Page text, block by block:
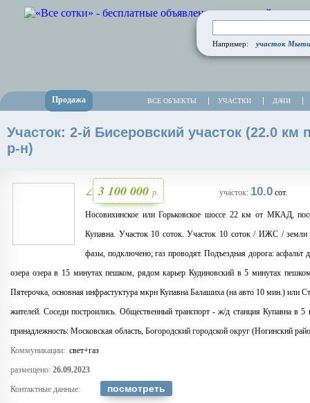
ВСЕ ОБЪЕКТЫ УЧАСТКИ ДАЧИ
Продажа
Например: участок
Участок: 2-й Бисеровский участок (22.0
р-н)
∠ 3 100 000 р. участок: 10.0 сот.
Носовихинское или Горьковское шоссе 22 км от МКАД,
Купавна. Участок 10 соток. Участок 10 соток / ИЖС / земли
фазы, подключено; газ проводят. Подъездная дорога:
озера озера в 15 минутах пешком, рядом карьер Кудиновский в 5 минутах
Пятерочка, основная инфрастуктура мкрн Купавна Балашиха (на авто 10 мин.) или
жителей. Соседи построились. Общественный транспорт - ж/д станция Купавна в
принадлежность: Московская область, Богородский городской округ (Ногинский
Коммуникации: свет+газ
размещено: 26.09.2023
Контактные данные: